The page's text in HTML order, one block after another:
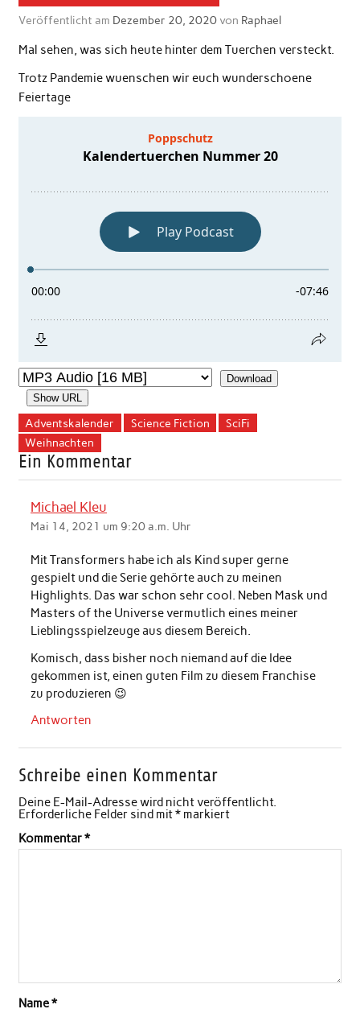
Veröffentlicht am Dezember 20, 2020von Raphael
Mal sehen, was sich heute hinter dem Tuerchen versteckt.
Trotz Pandemie wuenschen wir euch wunderschoene
Feiertage
Download
Show URL
Adventskalender Science Fiction
SciFi
Weihnachten
Ein Kommentar
Michael Kleu
Mai 14, 2021 um 9:20 a.m. Uhr
Mit Transformers habe ich als Kind super gerne
gespielt und die Serie gehörte auch zu meinen
Highlights. Das war schon sehr cool. Neben Mask und
Masters of the Universe vermutlich eines meiner
Lieblingsspielzeuge aus diesem Bereich.
Komisch, dass bisher noch niemand auf die Idee
gekommen ist, einen guten Film zu diesem Franchise
zu produzieren 😉
Antworten
Schreibe einen Kommentar
Deine E-Mail-Adresse wird nicht veröffentlicht.
Erforderliche Felder sind mit*markiert
Kommentar*
Name*